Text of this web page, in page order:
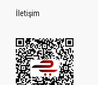
İletişim